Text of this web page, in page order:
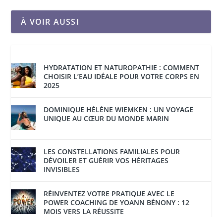
À VOIR AUSSI
HYDRATATION ET NATUROPATHIE : COMMENT
CHOISIR L’EAU IDÉALE POUR VOTRE CORPS EN
2025
DOMINIQUE HÉLÈNE WIEMKEN : UN VOYAGE
UNIQUE AU CŒUR DU MONDE MARIN
LES CONSTELLATIONS FAMILIALES POUR
DÉVOILER ET GUÉRIR VOS HÉRITAGES
INVISIBLES
RÉINVENTEZ VOTRE PRATIQUE AVEC LE
POWER COACHING DE YOANN BÉNONY : 12
MOIS VERS LA RÉUSSITE